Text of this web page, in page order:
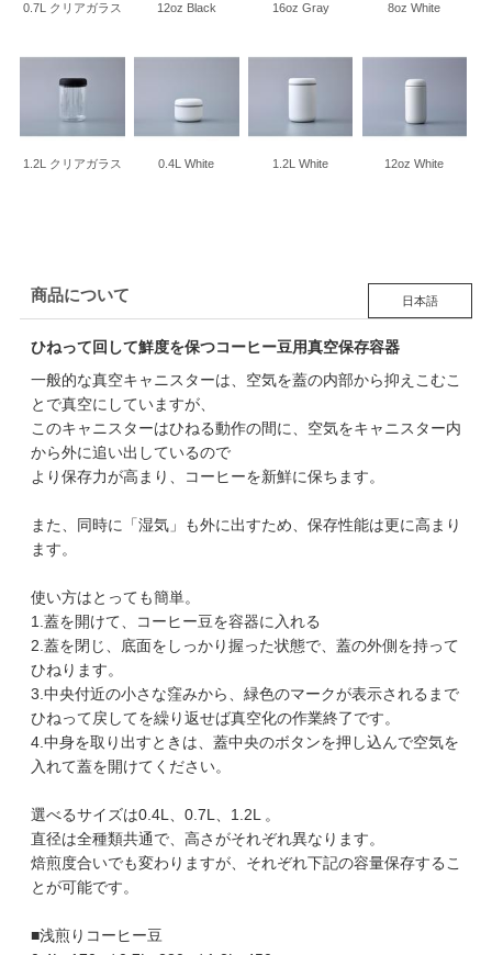
0.7L クリアガラス 12oz Black 16oz Gray 8oz White
1.2L クリアガラス 0.4L White 1.2L White 12oz White
商品について 日本語
ひねって回して鮮度を保つコーヒー豆用真空保存容器
一般的な真空キャニスターは、空気を蓋の内部から抑えこむこ
とで真空にしていますが、
このキャニスターはひねる動作の間に、空気をキャニスター内
から外に追い出しているので
より保存力が高まり、コーヒーを新鮮に保ちます。
また、同時に「湿気」も外に出すため、保存性能は更に高まり
ます。
使い方はとっても簡単。
1.蓋を開けて、コーヒー豆を容器に入れる
2.蓋を閉じ、底面をしっかり握った状態で、蓋の外側を持って
ひねります。
3.中央付近の小さな窪みから、緑色のマークが表示されるまで
ひねって戻してを繰り返せば真空化の作業終了です。
4.中身を取り出すときは、蓋中央のボタンを押し込んで空気を
入れて蓋を開けてください。
選べるサイズは0.4L、0.7L、1.2L 。
直径は全種類共通で、高さがそれぞれ異なります。
焙煎度合いでも変わりますが、それぞれ下記の容量保存するこ
とが可能です。
■浅煎りコーヒー豆